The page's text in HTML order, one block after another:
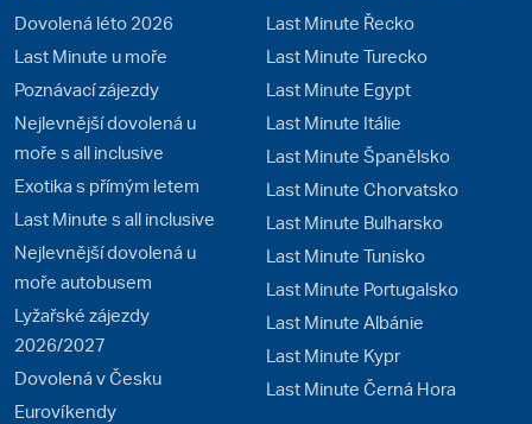
Dovolená léto 2026
Last Minute u moře
Poznávací zájezdy
Nejlevnější dovolená u
moře s all inclusive
Exotika s přímým letem
Last Minute s all inclusive
Nejlevnější dovolená u
moře autobusem
Lyžařské zájezdy
2026/2027
Dovolená v Česku
Eurovíkendy
Last Minute Řecko
Last Minute Turecko
Last Minute Egypt
Last Minute Itálie
Last Minute Španělsko
Last Minute Chorvatsko
Last Minute Bulharsko
Last Minute Tunisko
Last Minute Portugalsko
Last Minute Albánie
Last Minute Kypr
Last Minute Černá Hora